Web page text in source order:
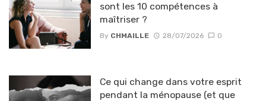
sont les 10 compétences à
maîtriser ?
By CHMAILLE 28/07/2026 0
Ce qui change dans votre esprit
pendant la ménopause (et que